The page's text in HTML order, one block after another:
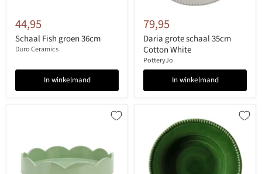
44,95
Schaal Fish groen 36cm
Duro Ceramics
In winkelmand
79,95
Daria grote schaal 35cm
Cotton White
PotteryJo
In winkelmand